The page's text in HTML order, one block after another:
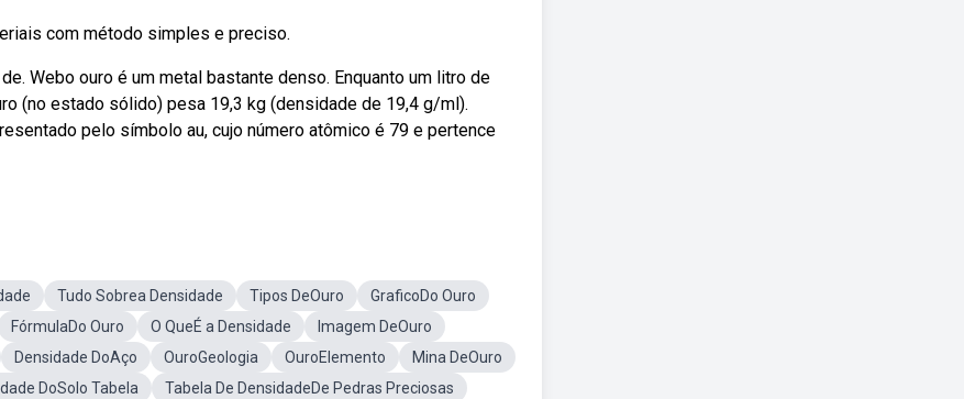
com método simples e preciso.
Webo ouro é um metal bastante denso. Enquanto um litro de
(no estado sólido) pesa 19,3 kg (densidade de 19,4 g/ml).
pelo símbolo au, cujo número atômico é 79 e pertence
Tudo Sobrea Densidade Tipos DeOuro
GraficoDo Ouro
FórmulaDo Ouro O QueÉ a Densidade
Imagem DeOuro
Densidade DoAço OuroGeologia OuroElemento
Mina DeOuro
DoSolo Tabela
Tabela De DensidadeDe Pedras Preciosas